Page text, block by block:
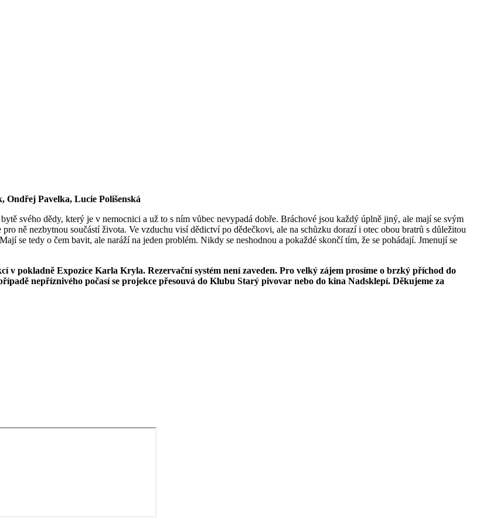
Pavelka, Lucie Polišenská
svého dědy, který je v nemocnici a už to s ním vůbec nevypadá dobře. Bráchové jsou každý úplně jiný, ale mají se svým
ně nezbytnou součástí života. Ve vzduchu visí dědictví po dědečkovi, ale na schůzku dorazí i otec obou bratrů s důležitou
se tedy o čem bavit, ale naráží na jeden problém. Nikdy se neshodnou a pokaždé skončí tím, že se pohádají. Jmenují se
v pokladně Expozice Karla Kryla. Rezervační systém není zaveden. Pro velký zájem prosíme o brzký příchod do
nepříznivého počasí se projekce přesouvá do Klubu Starý pivovar nebo do kina Nadsklepí. Děkujeme za